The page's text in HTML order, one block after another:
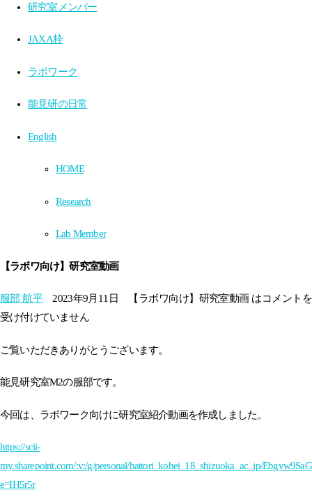
研究室メンバー
JAXA枠
ラボワーク
能見研の日常
English
HOME
Research
Lab Member
【ラボワ向け】研究室動画
服部 航平 2023年9月11日 【ラボワ向け】研究室動画 はコメントを
受け付けていません
ご覧いただきありがとうございます。
能見研究室M2の服部です。
今回は、ラボワーク向けに研究室紹介動画を作成しました。
https://scii-
my.sharepoint.com/:v:/g/personal/hattori_kohei_18_shizuoka_ac_jp/
e=IH5r5r